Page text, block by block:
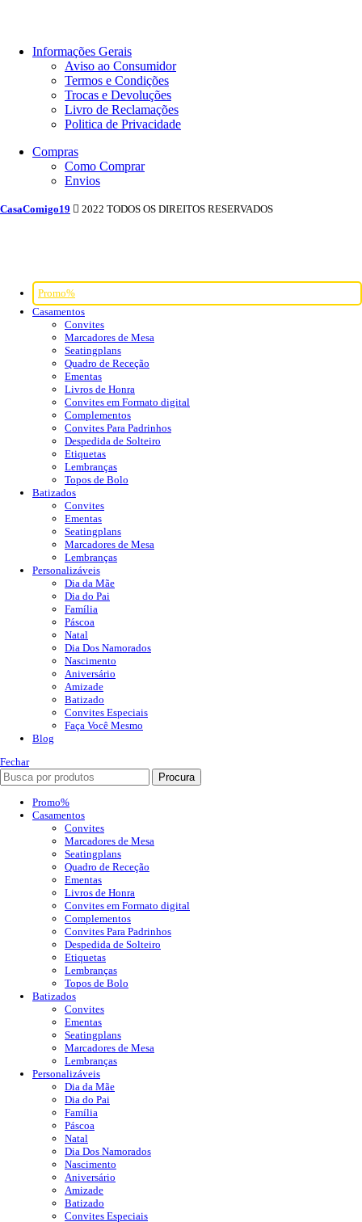
Informações Gerais
Aviso ao Consumidor
Termos e Condições
Trocas e Devoluções
Livro de Reclamações
Politica de Privacidade
Compras
Como Comprar
Envios
CasaComigo19 2022 TODOS OS DIREITOS RESERVADOS
Promo%
Casamentos
Convites
Marcadores de Mesa
Seatingplans
Quadro de Receção
Ementas
Livros de Honra
Convites em Formato digital
Complementos
Convites Para Padrinhos
Despedida de Solteiro
Etiquetas
Lembranças
Topos de Bolo
Batizados
Convites
Ementas
Seatingplans
Marcadores de Mesa
Lembranças
Personalizáveis
Dia da Mãe
Dia do Pai
Família
Páscoa
Natal
Dia Dos Namorados
Nascimento
Aniversário
Amizade
Batizado
Convites Especiais
Faça Você Mesmo
Blog
Fechar
Procura
Promo%
Casamentos
Convites
Marcadores de Mesa
Seatingplans
Quadro de Receção
Ementas
Livros de Honra
Convites em Formato digital
Complementos
Convites Para Padrinhos
Despedida de Solteiro
Etiquetas
Lembranças
Topos de Bolo
Batizados
Convites
Ementas
Seatingplans
Marcadores de Mesa
Lembranças
Personalizáveis
Dia da Mãe
Dia do Pai
Família
Páscoa
Natal
Dia Dos Namorados
Nascimento
Aniversário
Amizade
Batizado
Convites Especiais